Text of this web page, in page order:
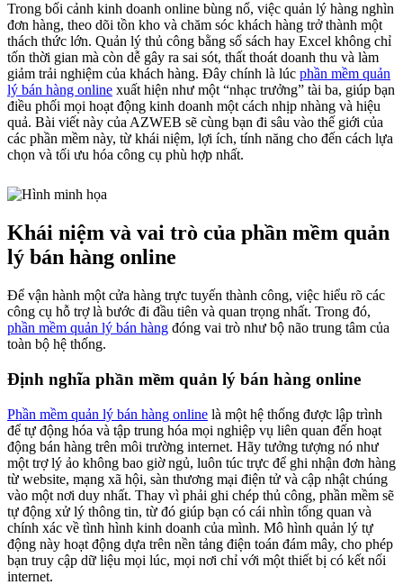
Trong bối cảnh kinh doanh online bùng nổ, việc quản lý hàng nghìn
đơn hàng, theo dõi tồn kho và chăm sóc khách hàng trở thành một
thách thức lớn. Quản lý thủ công bằng sổ sách hay Excel không chỉ
tốn thời gian mà còn dễ gây ra sai sót, thất thoát doanh thu và làm
giảm trải nghiệm của khách hàng. Đây chính là lúc phần mềm quản
lý bán hàng online xuất hiện như một “nhạc trưởng” tài ba, giúp bạn
điều phối mọi hoạt động kinh doanh một cách nhịp nhàng và hiệu
quả. Bài viết này của AZWEB sẽ cùng bạn đi sâu vào thế giới của
các phần mềm này, từ khái niệm, lợi ích, tính năng cho đến cách lựa
chọn và tối ưu hóa công cụ phù hợp nhất.
Khái niệm và vai trò của phần mềm quản
lý bán hàng online
Để vận hành một cửa hàng trực tuyến thành công, việc hiểu rõ các
công cụ hỗ trợ là bước đi đầu tiên và quan trọng nhất. Trong đó,
phần mềm quản lý bán hàng đóng vai trò như bộ não trung tâm của
toàn bộ hệ thống.
Định nghĩa phần mềm quản lý bán hàng online
Phần mềm quản lý bán hàng online là một hệ thống được lập trình
để tự động hóa và tập trung hóa mọi nghiệp vụ liên quan đến hoạt
động bán hàng trên môi trường internet. Hãy tưởng tượng nó như
một trợ lý ảo không bao giờ ngủ, luôn túc trực để ghi nhận đơn hàng
từ website, mạng xã hội, sàn thương mại điện tử và cập nhật chúng
vào một nơi duy nhất. Thay vì phải ghi chép thủ công, phần mềm sẽ
tự động xử lý thông tin, từ đó giúp bạn có cái nhìn tổng quan và
chính xác về tình hình kinh doanh của mình. Mô hình quản lý tự
động này hoạt động dựa trên nền tảng điện toán đám mây, cho phép
bạn truy cập dữ liệu mọi lúc, mọi nơi chỉ với một thiết bị có kết nối
internet.